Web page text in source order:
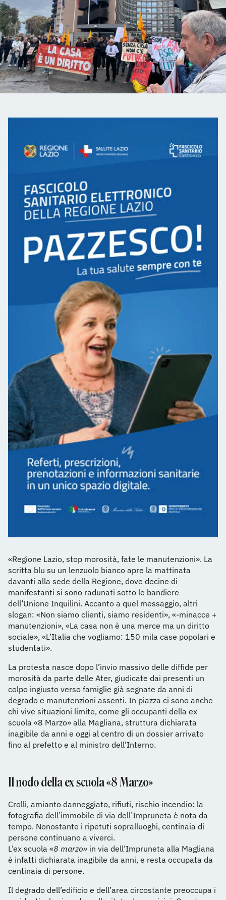
«Regione Lazio, stop morosità, fate le manutenzioni». La
scritta blu su un lenzuolo bianco apre la mattinata
davanti alla sede della Regione, dove decine di
manifestanti si sono radunati sotto le bandiere
dell’Unione Inquilini. Accanto a quel messaggio, altri
slogan: «Non siamo clienti, siamo residenti», «-minacce +
manutenzioni», «La casa non è una merce ma un diritto
sociale», «L’Italia che vogliamo: 150 mila case popolari e
studentati».
La protesta nasce dopo l’invio massivo delle diffide per
morosità da parte delle Ater, giudicate dai presenti un
colpo ingiusto verso famiglie già segnate da anni di
degrado e manutenzioni assenti. In piazza ci sono anche
chi vive situazioni limite, come gli occupanti della ex
scuola «8 Marzo» alla Magliana, struttura dichiarata
inagibile da anni e oggi al centro di un dossier arrivato
fino al prefetto e al ministro dell’Interno.
Il nodo della ex scuola «8 Marzo»
Crolli, amianto danneggiato, rifiuti, rischio incendio: la
fotografia dell’immobile di via dell’Impruneta è nota da
tempo. Nonostante i ripetuti sopralluoghi, centinaia di
persone continuano a viverci.
L’ex scuola «8 marzo» in via dell’Impruneta alla Magliana
è infatti dichiarata inagibile da anni, e resta occupata da
centinaia di persone.
Il degrado dell’edificio e dell’area circostante preoccupa i